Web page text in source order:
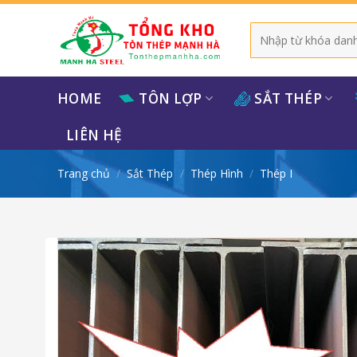
dung
kiếm:
HOME TÔN LỢP SẮT THÉP
LIÊN HỆ
Trang chủ / Sắt Thép / Thép Hình / Thép I